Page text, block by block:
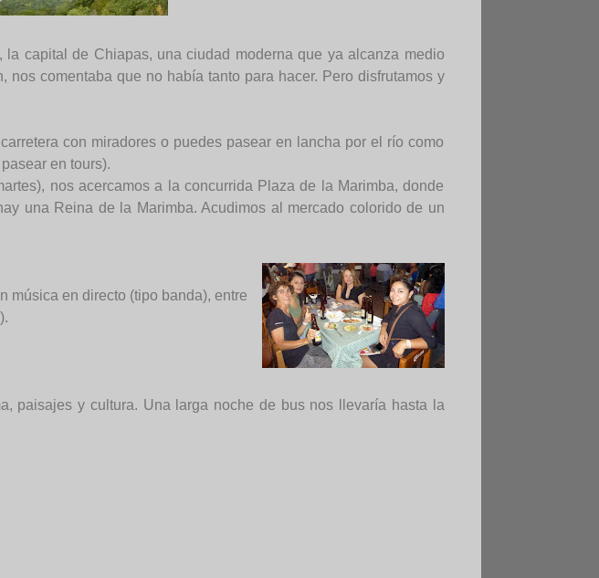
capital de Chiapas, una ciudad moderna que ya alcanza medio
comentaba que no había tanto para hacer. Pero disfrutamos y
con miradores o puedes pasear en lancha por el río como
en tours).
nos acercamos a la concurrida Plaza de la Marimba, donde
una Reina de la Marimba. Acudimos al mercado colorido de un
música en directo (tipo banda), entre
paisajes y cultura. Una larga noche de bus nos llevaría hasta la